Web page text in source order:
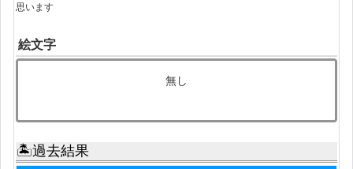
思います
絵文字
無し
🏝過去結果